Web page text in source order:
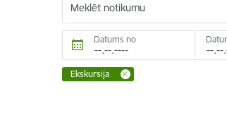
Meklēt notikumu
Datums no
Ekskursija